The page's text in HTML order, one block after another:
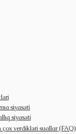
siyasəti
siyasəti
çox verdikləri suallar (FAQ)